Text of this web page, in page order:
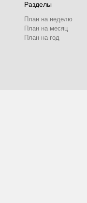
Разделы
План на неделю
План на месяц
План на год